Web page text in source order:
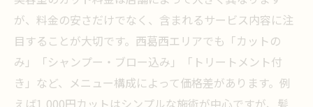
が、料金の安さだけでなく、含まれるサービス内容に注
目することが大切です。西葛西エリアでも「カットの
み」「シャンプー・ブロー込み」「トリートメント付
き」など、メニュー構成によって価格差があります。例
えば1,000円カットはシンプルな施術が中心ですが、髪